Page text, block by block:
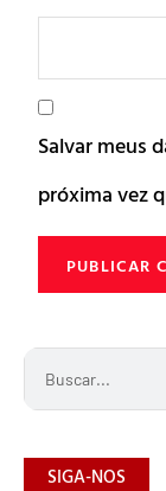
Salvar meus
próxima vez
SIGA-NOS